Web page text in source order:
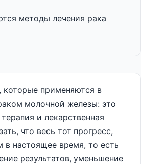
методы лечения рака
применяются в
молочной железы: это
и лекарственная
что весь тот прогресс,
настоящее время, то есть
результатов, уменьшение